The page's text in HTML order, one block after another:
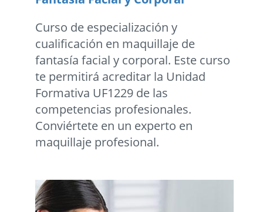
Curso de especialización y
cualificación en maquillaje de
fantasía facial y corporal. Este curso
te permitirá acreditar la Unidad
Formativa UF1229 de las
competencias profesionales.
Conviértete en un experto en
maquillaje profesional.